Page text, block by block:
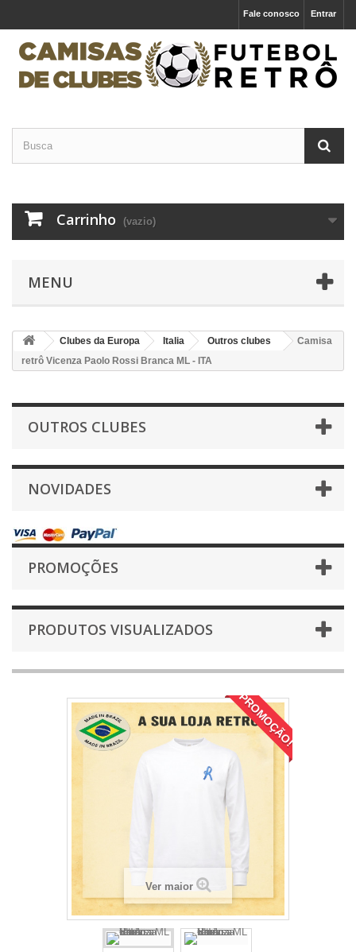
Entrar
Fale conosco
Carrinho (vazio)
MENU
Clubes da Europa Italia Outros clubes
Camisa
retrô Vicenza Paolo Rossi Branca ML - ITA
OUTROS CLUBES
NOVIDADES
PROMOÇÕES
PRODUTOS VISUALIZADOS
PROMOÇÃO!
Ver maior